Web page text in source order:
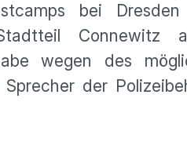
bei
Connewitz
wegen des
der